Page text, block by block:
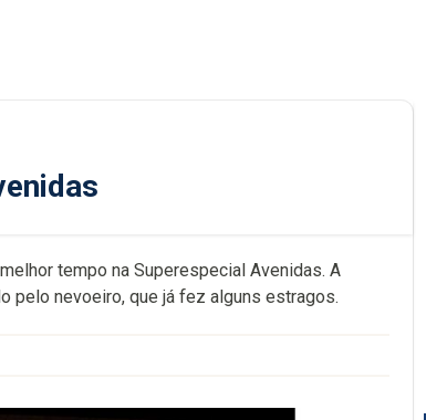
tempo na Superespecial Avenidas. A
pelo nevoeiro, que já fez alguns estragos.